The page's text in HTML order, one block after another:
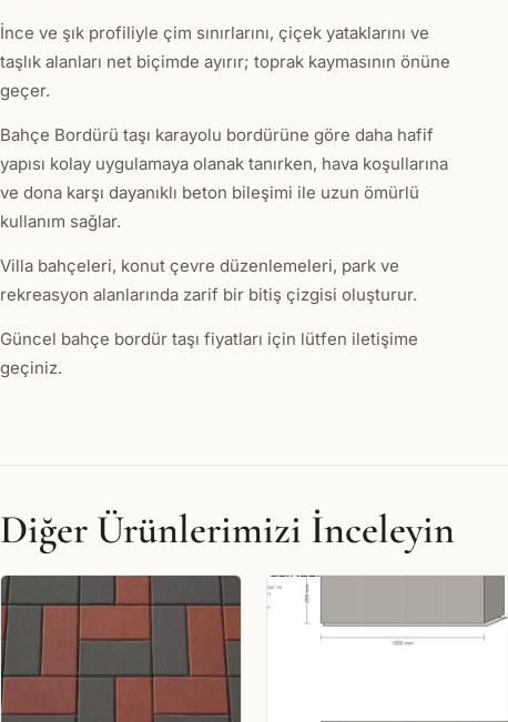
İnce ve şık profiliyle çim sınırlarını, çiçek yataklarını ve
taşlık alanları net biçimde ayırır; toprak kaymasının önüne
geçer.
Bahçe Bordürü taşı karayolu bordürüne göre daha hafif
yapısı kolay uygulamaya olanak tanırken, hava koşullarına
ve dona karşı dayanıklı beton bileşimi ile uzun ömürlü
kullanım sağlar.
Villa bahçeleri, konut çevre düzenlemeleri, park ve
rekreasyon alanlarında zarif bir bitiş çizgisi oluşturur.
Güncel bahçe bordür taşı fiyatları için lütfen iletişime
geçiniz.
Diğer Ürünlerimizi İnceleyin